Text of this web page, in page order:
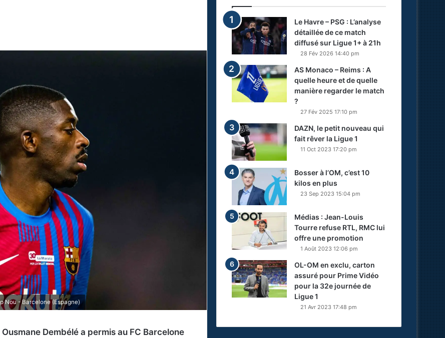
Nou - Barcelone (Espagne)
Dembélé a permis au FC Barcelone
Le Havre – PSG : L’analyse
détaillée de ce match
diffusé sur Ligue 1+ à 21h
28 Fév 2026 14:40 pm
AS Monaco – Reims : A
quelle heure et de quelle
manière regarder le match
?
27 Fév 2025 17:10 pm
DAZN, le petit nouveau qui
fait rêver la Ligue 1
11 Oct 2023 17:20 pm
Bosser à l’OM, c’est 10
kilos en plus
23 Sep 2023 15:04 pm
Médias : Jean-Louis
Tourre refuse RTL, RMC lui
offre une promotion
1 Août 2023 12:06 pm
OL-OM en exclu, carton
assuré pour Prime Vidéo
pour la 32e journée de
Ligue 1
21 Avr 2023 17:48 pm